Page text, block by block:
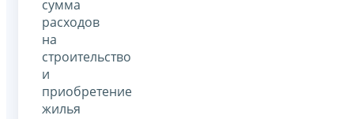
сумма
расходов
на
строительство
и
приобретение
жилья